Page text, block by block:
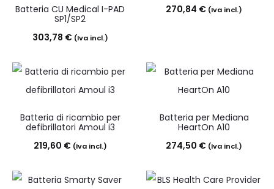
Batteria CU Medical I-PAD
SP1/SP2
303,78 € (Iva incl.)
270,84 € (Iva incl.)
Batteria di ricambio per
defibrillatori Amoul i3
219,60 € (Iva incl.)
Batteria per Mediana
HeartOn A10
274,50 € (Iva incl.)